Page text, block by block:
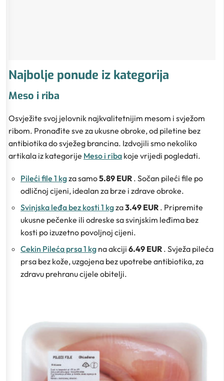
Najbolje ponude iz kategorija
Meso i riba
Osvježite svoj jelovnik najkvalitetnijim mesom i svježom
ribom. Pronađite sve za ukusne obroke, od piletine bez
antibiotika do svježeg brancina. Izdvojili smo nekoliko
artikala iz kategorije Meso i riba koje vrijedi pogledati.
Pileći file 1 kgza samo5.89 EUR . Sočan pileći file po
odličnoj cijeni, idealan za brze i zdrave obroke.
Svinjska leđa bez kosti 1 kgza3.49 EUR . Pripremite
ukusne pečenke ili odreske sa svinjskim leđima bez
kosti po izuzetno povoljnoj cijeni.
Cekin Pileća prsa 1 kg na akciji 6.49 EUR . Svježa pileća
prsa bez kože, uzgojena bez upotrebe antibiotika, za
zdravu prehranu cijele obitelji.